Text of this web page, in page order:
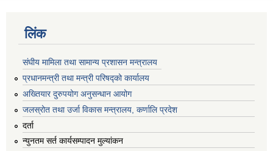
लिंक
संघीय मामिला तथा सामान्य प्रशासन मन्त्रालय
प्रधानमन्त्री तथा मन्त्री परिषद्को कार्यालय
अख्तियार दुरुपयोग अनुसन्धान आयोग
जलस्रोत तथा उर्जा विकास मन्त्रालय, कर्णालि प्रदेश
दर्ता
न्युनतम सर्त कार्यसम्पादन मुल्यांकन